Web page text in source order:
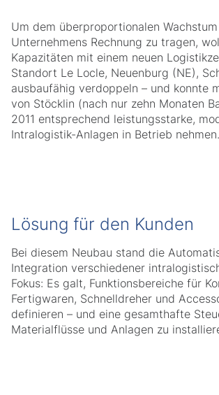
Um dem überproportionalen
Unternehmens Rechnung zu tragen,
Kapazitäten mit einem neuen
Standort Le Locle, Neuenburg (NE),
ausbaufähig verdoppeln – und konnte
von Stöcklin (nach nur zehn Monaten
2011 entsprechend leistungsstarke,
Intralogistik-Anlagen in Betrieb nehmen.
Lösung für den Kunden
Bei diesem Neubau stand die
Integration verschiedener
Fokus: Es galt, Funktionsbereiche für
Fertigwaren, Schnelldreher und
definieren – und eine gesamthafte
Materialflüsse und Anlagen zu